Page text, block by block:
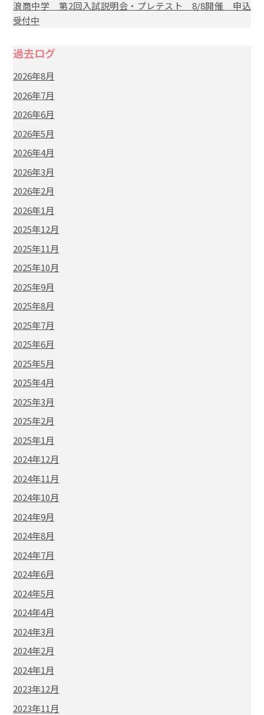
浪商中学 第2回入試説明会・プレテスト 8/8開催 申込
受付中
過去ログ
2026年8月
2026年7月
2026年6月
2026年5月
2026年4月
2026年3月
2026年2月
2026年1月
2025年12月
2025年11月
2025年10月
2025年9月
2025年8月
2025年7月
2025年6月
2025年5月
2025年4月
2025年3月
2025年2月
2025年1月
2024年12月
2024年11月
2024年10月
2024年9月
2024年8月
2024年7月
2024年6月
2024年5月
2024年4月
2024年3月
2024年2月
2024年1月
2023年12月
2023年11月